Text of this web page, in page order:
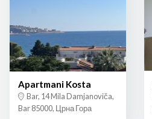
Apartmani Kosta
Bar, 14 Mila Damjanoviča,
Bar 85000, Црна Гора